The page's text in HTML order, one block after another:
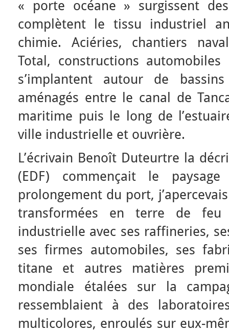
« porte océane » surgissent
complètent le tissu industriel
chimie. Aciéries, chantiers
Total, constructions automobiles
s’implantent autour de
aménagés entre le canal de
maritime puis le long de
ville industrielle et ouvrière.
L’écrivain Benoît Duteurtre la
(EDF) commençait le
prolongement du port,
transformées en terre de
industrielle avec ses raffineries,
ses firmes automobiles, ses
titane et autres matières
mondiale étalées sur la
ressemblaient à des
multicolores, enroulés sur eux-